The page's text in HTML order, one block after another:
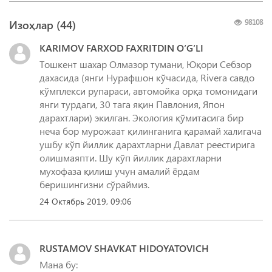
98108
Изоҳлар (44)
KARIMOV FARXOD FAXRITDIN O‘G‘LI
Тошкент шахар Олмазор тумани, Юқори Себзор
дахасида (янги Нурафшон кўчасида, Rivera савдо
кўмплекси рупараси, автомойка орқа томонидаги
янги турдаги, 30 тага яқин Павлония, Япон
дарахтлари) экилган. Экология қўмитасига бир
неча бор мурожаат қилинганига қарамай халигача
ушбу кўп йиллик дарахтларни Давлат реестирига
олишмаяпти. Шу кўп йиллик дарахтларни
мухофаза қилиш учун амалий ёрдам
беришингизни сўраймиз.
24 Октябрь 2019, 09:06
RUSTAMOV SHAVKAT HIDOYATOVICH
Мана бу: